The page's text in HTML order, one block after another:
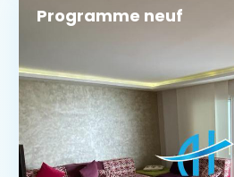
Programme neuf